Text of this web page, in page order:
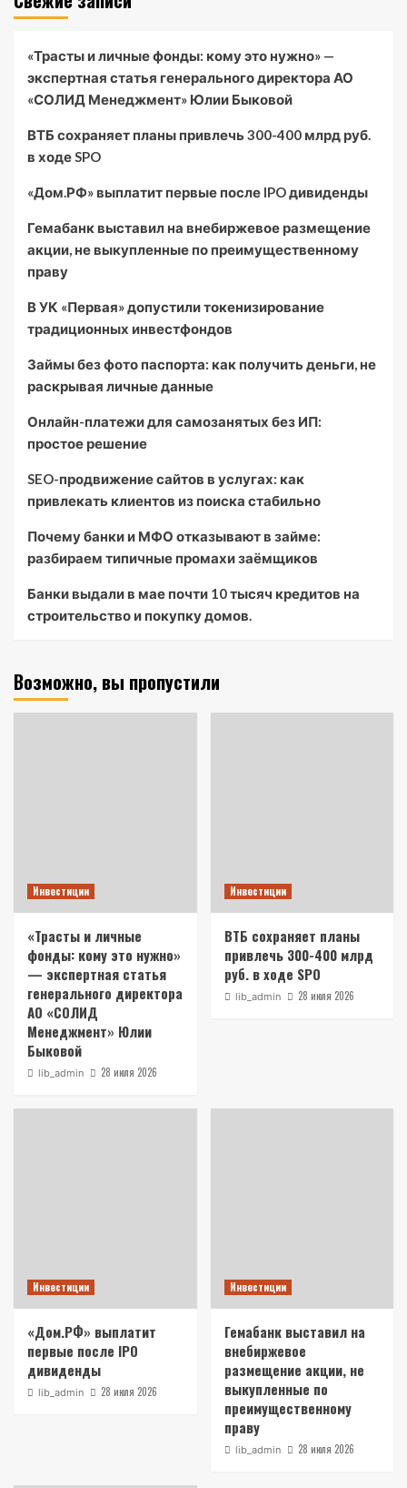
«Трасты и личные фонды: кому это нужно» —
экспертная статья генерального директора АО
«СОЛИД Менеджмент» Юлии Быковой
ВТБ сохраняет планы привлечь 300-400 млрд руб.
в ходе SPO
«Дом.РФ» выплатит первые после IPO дивиденды
Гемабанк выставил на внебиржевое размещение
акции, не выкупленные по преимущественному
праву
В УК «Первая» допустили токенизирование
традиционных инвестфондов
Займы без фото паспорта: как получить деньги, не
раскрывая личные данные
Онлайн-платежи для самозанятых без ИП:
простое решение
SEO-продвижение сайтов в услугах: как
привлекать клиентов из поиска стабильно
Почему банки и МФО отказывают в займе:
разбираем типичные промахи заёмщиков
Банки выдали в мае почти 10 тысяч кредитов на
строительство и покупку домов.
Возможно, вы пропустили
Инвестиции
«Трасты и личные
фонды: кому это нужно»
— экспертная статья
генерального директора
АО «СОЛИД
Менеджмент» Юлии
Быковой
lib_admin 28 июля 2026
Инвестиции
ВТБ сохраняет планы
привлечь 300-400 млрд
руб. в ходе SPO
lib_admin 28 июля 2026
Инвестиции
«Дом.РФ» выплатит
первые после IPO
дивиденды
lib_admin 28 июля 2026
Инвестиции
Гемабанк выставил на
внебиржевое
размещение акции, не
выкупленные по
преимущественному
праву
lib_admin 28 июля 2026